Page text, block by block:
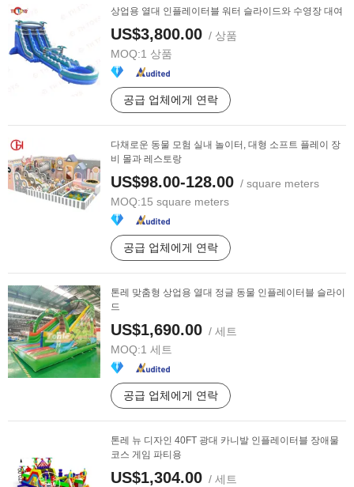
상업용 열대 인플레이터블 워터 슬라이드와 수영장 대여
US$3,800.00 / 상품
MOQ:1 상품
공급 업체에게 연락
다채로운 동물 모험 실내 놀이터, 대형 소프트 플레이 장
비 몰과 레스토랑
US$98.00-128.00 / square meters
MOQ:15 square meters
공급 업체에게 연락
톤레 맞춤형 상업용 열대 정글 동물 인플레이터블 슬라이
드
US$1,690.00 / 세트
MOQ:1 세트
공급 업체에게 연락
톤레 뉴 디자인 40FT 광대 카니발 인플레이터블 장애물
코스 게임 파티용
US$1,304.00 / 세트